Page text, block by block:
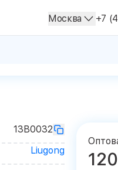
Москва +7
13B0032
Liugong